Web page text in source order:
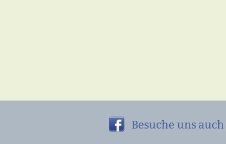
Besuche uns auch